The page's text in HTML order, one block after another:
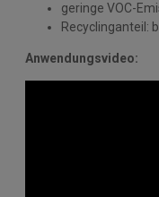
geringe VOC-
Recyclinganteil:
Anwendungsvideo: